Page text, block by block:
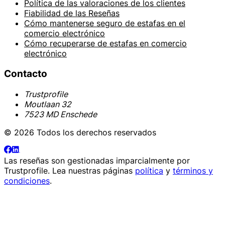
Política de las valoraciones de los clientes
Fiabilidad de las Reseñas
Cómo mantenerse seguro de estafas en el
comercio electrónico
Cómo recuperarse de estafas en comercio
electrónico
Contacto
Trustprofile
Moutlaan 32
7523 MD Enschede
© 2026 Todos los derechos reservados
Las reseñas son gestionadas imparcialmente por
Trustprofile. Lea nuestras páginas política y términos y
condiciones.